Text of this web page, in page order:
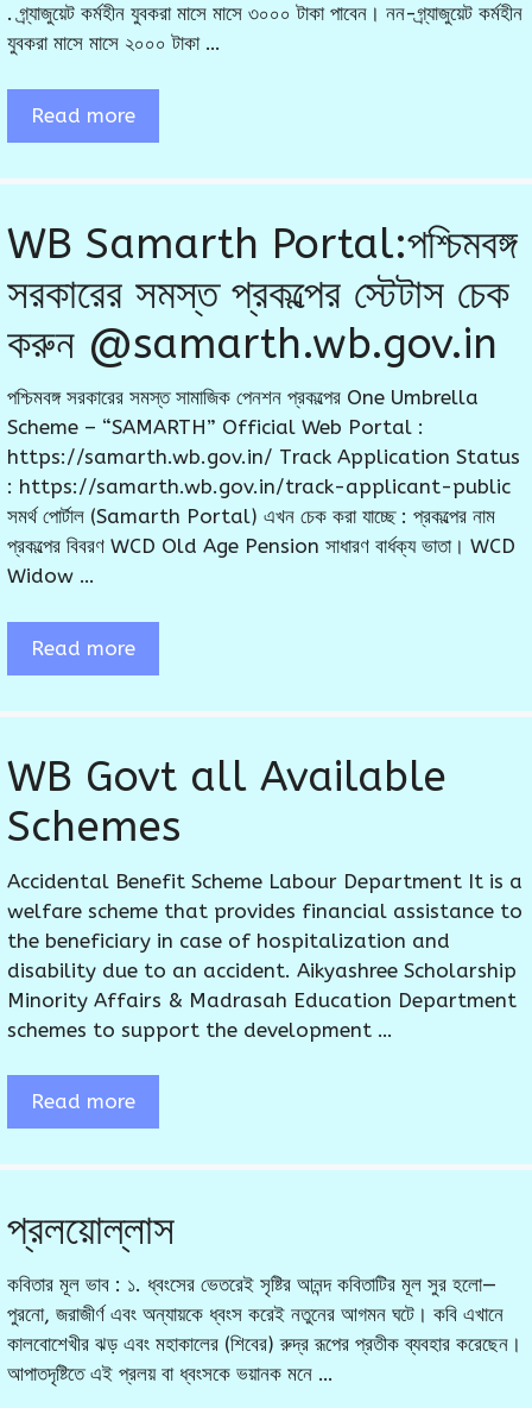
. গ্র্যাজুয়েট কর্মহীন যুবকরা মাসে মাসে ৩০০০ টাকা পাবেন। নন-গ্র্যাজুয়েট কর্মহীন
যুবকরা মাসে মাসে ২০০০ টাকা …
Read more
WB Samarth Portal:পশ্চিমবঙ্গ
সরকারের সমস্ত প্রকল্পের স্টেটাস চেক
করুন @samarth.wb.gov.in
পশ্চিমবঙ্গ সরকারের সমস্ত সামাজিক পেনশন প্রকল্পের One Umbrella
Scheme – “SAMARTH” Official Web Portal :
https://samarth.wb.gov.in/ Track Application Status
: https://samarth.wb.gov.in/track-applicant-public
সমর্থ পোর্টাল (Samarth Portal) এখন চেক করা যাচ্ছে : প্রকল্পের নাম
প্রকল্পের বিবরণ WCD Old Age Pension সাধারণ বার্ধক্য ভাতা। WCD
Widow …
Read more
WB Govt all Available
Schemes
Accidental Benefit Scheme Labour Department It is a
welfare scheme that provides financial assistance to
the beneficiary in case of hospitalization and
disability due to an accident. Aikyashree Scholarship
Minority Affairs & Madrasah Education Department
schemes to support the development …
Read more
প্রলয়োল্লাস
কবিতার মূল ভাব : ১. ধ্বংসের ভেতরেই সৃষ্টির আনন্দ কবিতাটির মূল সুর হলো—
পুরনো, জরাজীর্ণ এবং অন্যায়কে ধ্বংস করেই নতুনের আগমন ঘটে। কবি এখানে
কালবোশেখীর ঝড় এবং মহাকালের (শিবের) রুদ্র রূপের প্রতীক ব্যবহার করেছেন।
আপাতদৃষ্টিতে এই প্রলয় বা ধ্বংসকে ভয়ানক মনে …